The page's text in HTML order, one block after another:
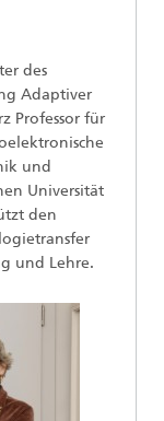
des
Adaptiver
Professor für
und
Universität
den
und Lehre.